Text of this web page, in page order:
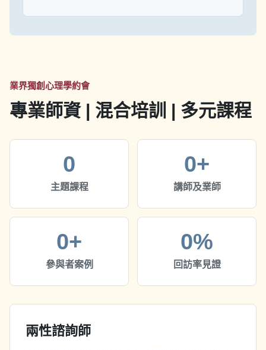
業界獨創心理學約會
專業師資 | 混合培訓 | 多元課程
0
主題課程
0+
講師及業師
0+
參與者案例
0%
回訪率見證
兩性諮詢師